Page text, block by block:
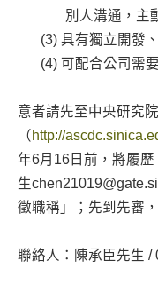
別人溝通，主
具有獨立開發
可配合公司需
意者請先至中央研究
（ http://
年6月16日前，將履
生
徵職稱」；先到先審
聯絡人：陳承臣先生 /